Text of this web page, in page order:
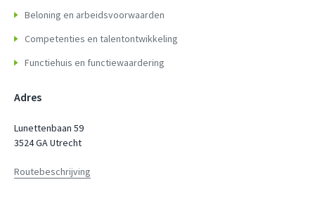
Beloning en arbeidsvoorwaarden
Competenties en talentontwikkeling
Functiehuis en functiewaardering
Adres
Lunettenbaan 59
3524 GA Utrecht
Routebeschrijving